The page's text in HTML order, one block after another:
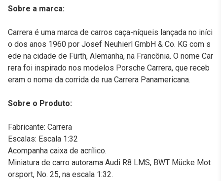
Sobre a marca:
Carrera é uma marca de carros caça-níqueis lançada no iníci
o dos anos 1960 por Josef Neuhierl GmbH & Co. KG com s
ede na cidade de Fürth, Alemanha, na Francônia. O nome Car
rera foi inspirado nos modelos Porsche Carrera, que receb
eram o nome da corrida de rua Carrera Panamericana.
Sobre o Produto:
Fabricante: Carrera
Escalas: Escala 1:32
Acompanha caixa de acrílico.
Miniatura de carro autorama Audi R8 LMS, BWT Mücke Mot
orsport, No. 25, na escala 1:32.